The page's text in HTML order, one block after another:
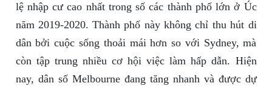
lệ nhập cư cao nhất trong số các thành phố lớn ở Úc
năm 2019-2020. Thành phố này không chỉ thu hút di
dân bởi cuộc sống thoải mái hơn so với Sydney, mà
còn tập trung nhiều cơ hội việc làm hấp dẫn. Hiện
nay, dân số Melbourne đang tăng nhanh và được dự